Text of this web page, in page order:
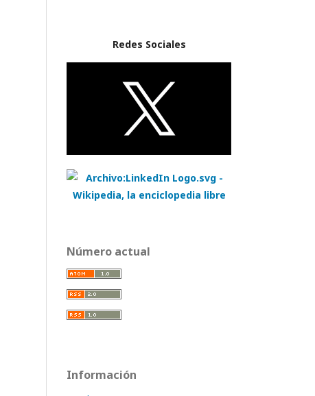
Redes Sociales
Número actual
Información